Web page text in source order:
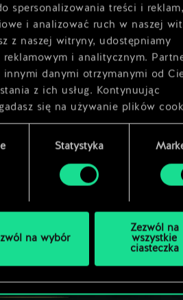
spersonalizowania treści i
i analizować ruch w naszej
z naszej witryny, udostępniamy
reklamowym i analitycznym.
innymi danymi otrzymanymi od
z ich usług. Kontynuując
się na używanie plików
Statystyka
na wybór
Zezwól na
wszystkie
ciasteczka